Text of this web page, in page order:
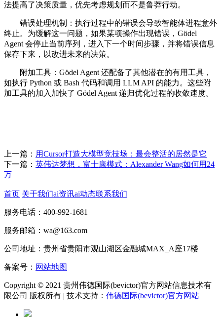
法提高了决策质量，优先考虑规划而不是鲁莽行动。
错误处理机制：执行过程中的错误会导致智能体进程意外
终止。为缓解这一问题，如果某项操作出现错误，Gödel
Agent 会停止当前序列，进入下一个时间步骤，并将错误信息
保存下来，以改进未来的决策。
附加工具：Gödel Agent 还配备了其他潜在的有用工具，
如执行 Python 或 Bash 代码和调用 LLM API 的能力。这些附
加工具的加入加快了 Gödel Agent 递归优化过程的收敛速度。
上一篇： 用Cursor打造大模型竞技场：最会整活的居然是它
下一篇： 英伟达梦想，富士康模式：Alexander Wang如何用24
万
首页 关于我们ai资讯ai动态联系我们
服务电话：400-992-1681
服务邮箱：wa@163.com
公司地址：贵州省贵阳市观山湖区金融城MAX_A座17楼
备案号： 网站地图
Copyright © 2021 贵州伟德国际(bevictor)官方网站信息技术有
限公司 版权所有 | 技术支持： 伟德国际(bevictor)官方网站